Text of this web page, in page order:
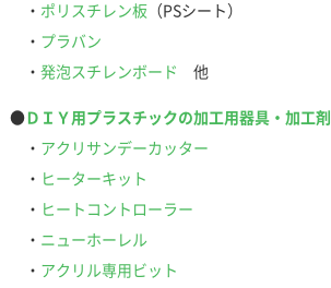
・ ポリスチレン板（PSシート）
・ プラバン
・ 発泡スチレンボード 他
●ＤＩＹ用プラスチックの加工用器具・加工剤
・ アクリサンデーカッター
・ ヒーターキット
・ ヒートコントローラー
・ ニューホーレル
・ アクリル専用ビット